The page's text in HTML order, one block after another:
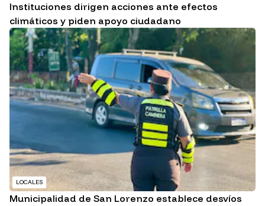
Instituciones dirigen acciones ante efectos
climáticos y piden apoyo ciudadano
LOCALES
Municipalidad de San Lorenzo establece desvíos